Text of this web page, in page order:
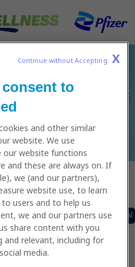
to
main
content
Scarica il pdf Vai al video tutorial
è importante essere
di questo Sito Web sono di
e non devono essere
o professionali,
to
and other similar
website. We use
our website functions
and these are always on. If
we (and our partners),
website use, to learn
users and to help us
we and our partners use
share content with you
relevant, including for
media.
Continue without Accepting X